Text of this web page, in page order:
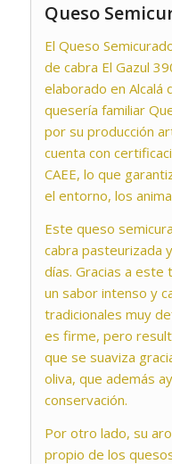
Queso
El Queso
de cabra El Gazul
elaborado en Alcalá
quesería familiar
por su producción
cuenta con
CAEE, lo que
el entorno, los
Este queso
cabra pasteurizada
días. Gracias a este
un sabor intenso y
tradicionales muy
es firme, pero
que se suaviza
oliva, que además
conservación.
Por otro lado, su
propio de los